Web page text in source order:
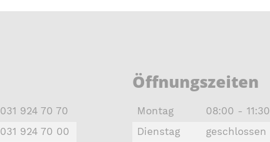
031 924 70 70
031 924 70 00
Öffnungszeiten
Montag 08:00 - 11:30
Dienstag
geschlossen